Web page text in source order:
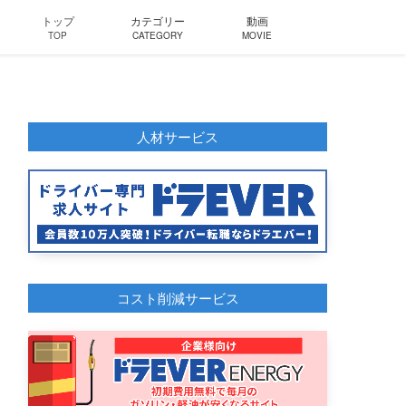
トップ
TOP
カテゴリー
CATEGORY
動画
MOVIE
人材サービス
コスト削減サービス